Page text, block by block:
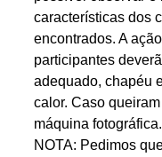
características dos
encontrados. A
participantes
adequado, chapéu
calor. Caso
máquina fotográfica.
NOTA: Pedimos